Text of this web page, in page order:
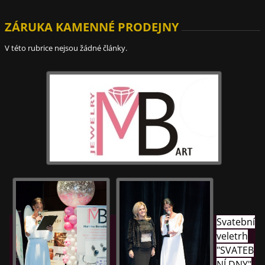
ZÁRUKA KAMENNÉ PRODEJNY
V této rubrice nejsou žádné články.
Svatební
veletrh
"SVATEB